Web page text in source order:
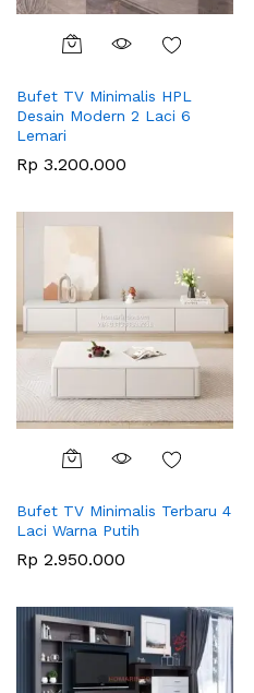
Bufet TV Minimalis HPL
Desain Modern 2 Laci 6
Lemari
Rp 3.200.000
Bufet TV Minimalis Terbaru 4
Laci Warna Putih
Rp 2.950.000